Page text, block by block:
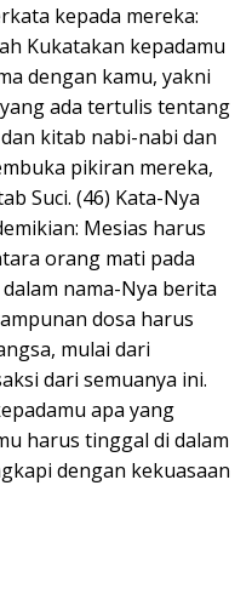
kepada mereka:
Kukatakan kepadamu
dengan kamu, yakni
ada tertulis tentang
kitab nabi-nabi dan
pikiran mereka,
Suci. (46) Kata-Nya
Mesias harus
orang mati pada
nama-Nya berita
dosa harus
mulai dari
dari semuanya ini.
apa yang
harus tinggal di dalam
dengan kekuasaan